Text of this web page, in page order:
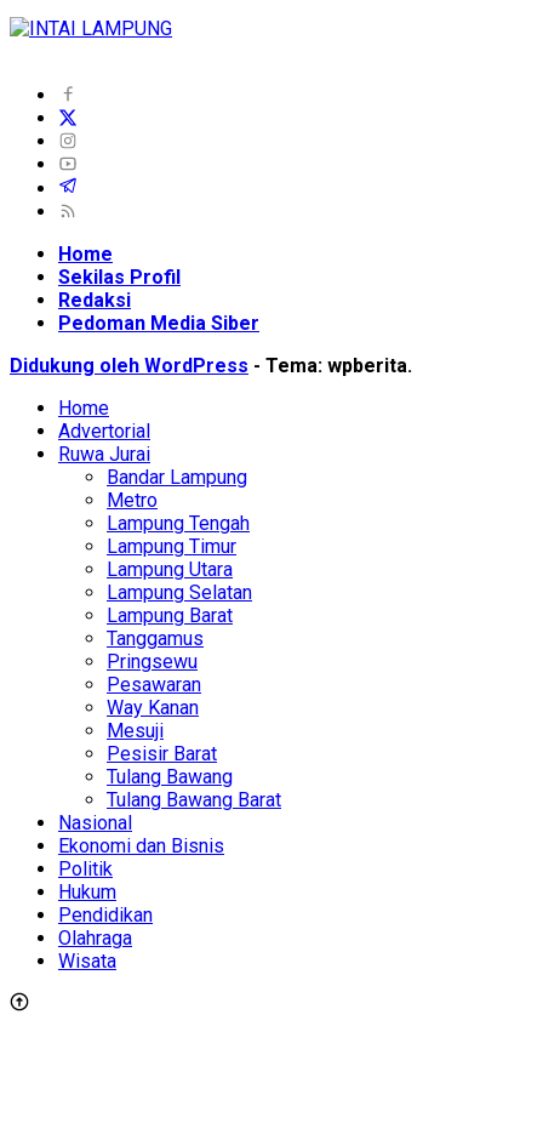
Home
Sekilas Profil
Redaksi
Pedoman Media Siber
Didukung oleh WordPress - Tema: wpberita.
Home
Advertorial
Ruwa Jurai
Bandar Lampung
Metro
Lampung Tengah
Lampung Timur
Lampung Utara
Lampung Selatan
Lampung Barat
Tanggamus
Pringsewu
Pesawaran
Way Kanan
Mesuji
Pesisir Barat
Tulang Bawang
Tulang Bawang Barat
Nasional
Ekonomi dan Bisnis
Politik
Hukum
Pendidikan
Olahraga
Wisata